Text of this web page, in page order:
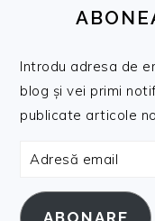
Introdu adresa de
blog și vei primi
publicate articole
Adresă